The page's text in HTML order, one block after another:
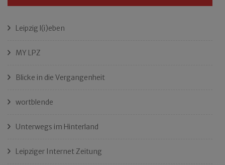
Leipzig l(i)eben
MY LPZ
Blicke in die Vergangenheit
wortblende
Unterwegs im Hinterland
Leipziger Internet Zeitung